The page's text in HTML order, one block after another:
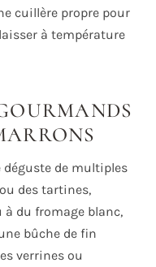
cuillère propre pour
à température
déguste de multiples
des tartines,
du fromage blanc,
bûche de fin
verrines ou